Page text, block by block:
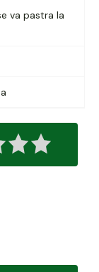
va pastra la